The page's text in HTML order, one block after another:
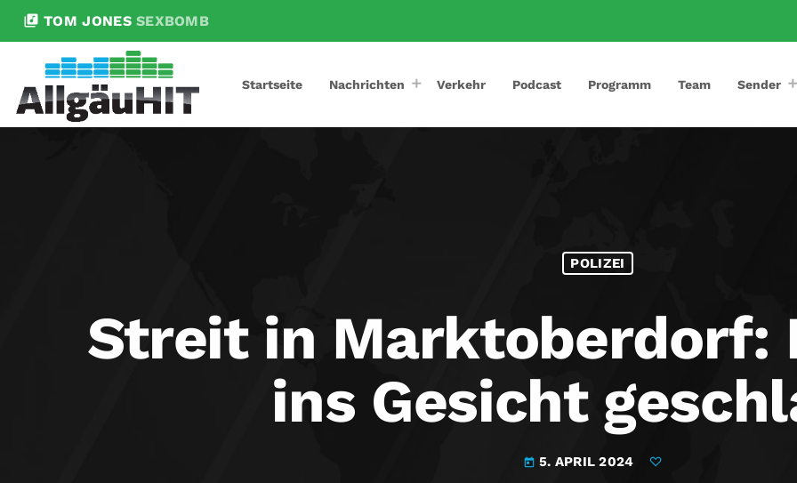
library_music TOM JONES SEXBOMB
Startseite Nachrichten Verkehr Podcast Programm Team Sender
POLIZEI
Streit in Marktoberdorf:
ins Gesicht
today 5. APRIL 2024